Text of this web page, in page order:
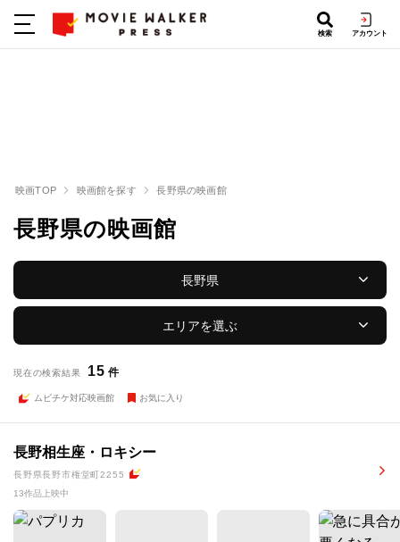
検索 アカウント
映画TOP 映画館を探す 長野県の映画館
長野県の映画館
長野県
エリアを選ぶ
現在の検索結果 15 件
ムビチケ対応映画館 お気に入り
長野相生座・ロキシー
長野県長野市権堂町2255
13作品上映中